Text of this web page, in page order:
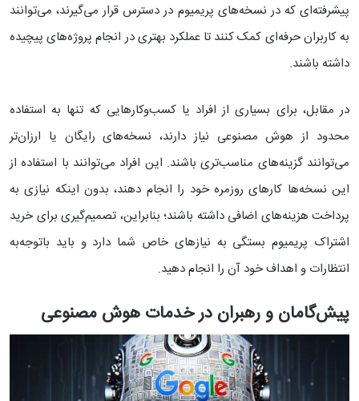
پیشرفته‌ای که در نسخه‌های پریمیوم در دسترس قرار می‌گیرند، می‌توانند
به کاربران حرفه‌ای کمک کنند تا عملکرد بهتری در انجام پروژه‌های پیچیده
داشته باشند.
در مقابل، برای بسیاری از افراد یا کسب‌وکارهایی که تنها به استفاده
محدود از هوش مصنوعی نیاز دارند، نسخه‌های رایگان یا ارزان‌تر
می‌توانند گزینه‌های مناسب‌تری باشند. این افراد می‌توانند با استفاده از
این نسخه‌ها کارهای روزمره خود را انجام دهند، بدون اینکه نیازی به
پرداخت هزینه‌های اضافی داشته باشند؛ بنابراین، تصمیم‌گیری برای خرید
اشتراک پریمیوم بستگی به نیازهای خاص شما دارد و باید باتوجه‌به
انتظارات و اهداف خود آن را انجام دهید.
پیش‌گامان و رهبران در خدمات هوش مصنوعی